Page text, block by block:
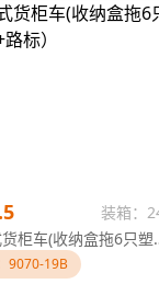
装箱：
手提式货
9070-19B